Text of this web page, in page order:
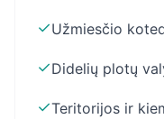
✓Užmiesčio
✓Didelių plotų
✓Teritorijos ir